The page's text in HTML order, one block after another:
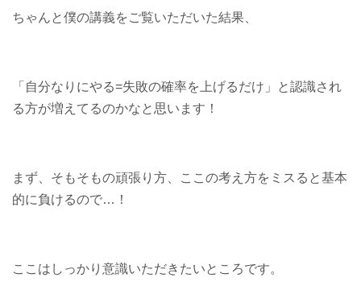
ちゃんと僕の講義をご覧いただいた結果、
「自分なりにやる=失敗の確率を上げるだけ」と認識され
る方が増えてるのかなと思います！
まず、そもそもの頑張り方、ここの考え方をミスると基本
的に負けるので…！
ここはしっかり意識いただきたいところです。